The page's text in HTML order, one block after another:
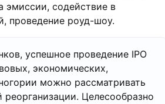
эмиссии, содействие в
проведение роуд-шоу.
успешное проведение IPO
экономических,
можно рассматривать
Целесообразно